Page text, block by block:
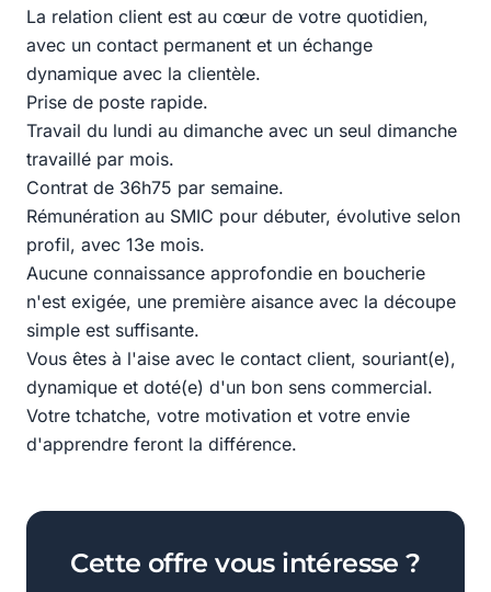
La relation client est au cœur de votre quotidien,
avec un contact permanent et un échange
dynamique avec la clientèle.
Prise de poste rapide.
Travail du lundi au dimanche avec un seul dimanche
travaillé par mois.
Contrat de 36h75 par semaine.
Rémunération au SMIC pour débuter, évolutive selon
profil, avec 13e mois.
Aucune connaissance approfondie en boucherie
n'est exigée, une première aisance avec la découpe
simple est suffisante.
Vous êtes à l'aise avec le contact client, souriant(e),
dynamique et doté(e) d'un bon sens commercial.
Votre tchatche, votre motivation et votre envie
d'apprendre feront la différence.
Cette offre vous intéresse ?